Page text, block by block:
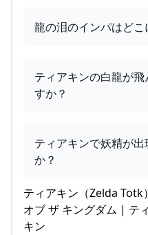
龍の泪のインパはどこ
ティアキンの白龍が
すか？
ティアキンで妖精が
か？
ティアキン（Zelda Totk
オブ ザ キングダム | テ
キン